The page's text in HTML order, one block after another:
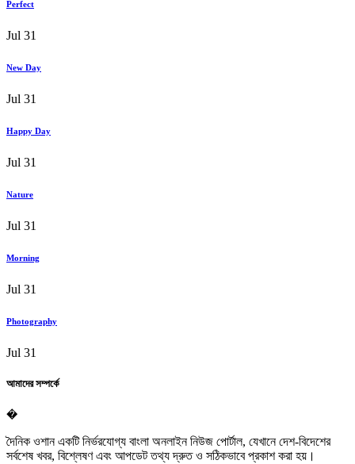
Perfect
Jul 31
New Day
Jul 31
Happy Day
Jul 31
Nature
Jul 31
Morning
Jul 31
Photography
Jul 31
আমাদের সম্পর্কে
�
দৈনিক ওশান একটি নির্ভরযোগ্য বাংলা অনলাইন নিউজ পোর্টাল, যেখানে দেশ-বিদেশের
সর্বশেষ খবর, বিশ্লেষণ এবং আপডেট তথ্য দ্রুত ও সঠিকভাবে প্রকাশ করা হয়।